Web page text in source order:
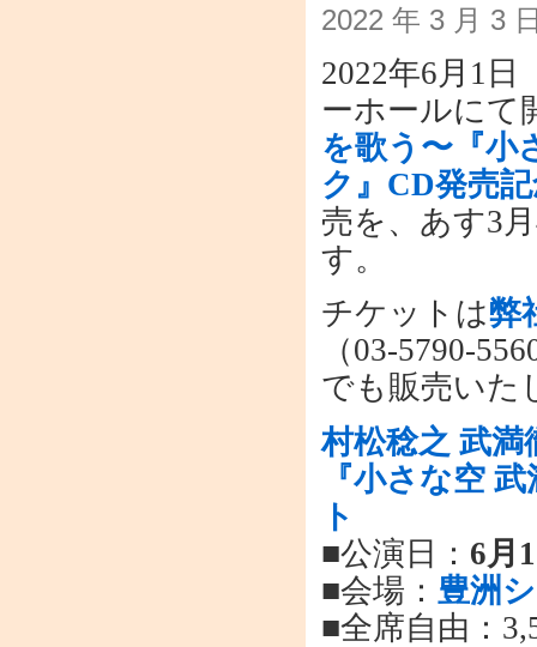
2022 年 3 月 3
2022年6月1
ーホールにて
を歌う〜『小
ク』CD発売
売を、あす3
す。
チケットは弊
（03-5790-
でも販売いた
村松稔之 武満
『小さな空
ト
■公演日： 6月
■会場： 豊洲
■全席自由：